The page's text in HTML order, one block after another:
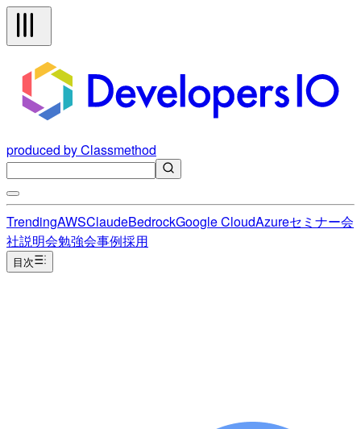
produced by Classmethod
TrendingAWSClaudeBedrockGoogle CloudAzureセミナー会
社説明会勉強会事例採用
目次